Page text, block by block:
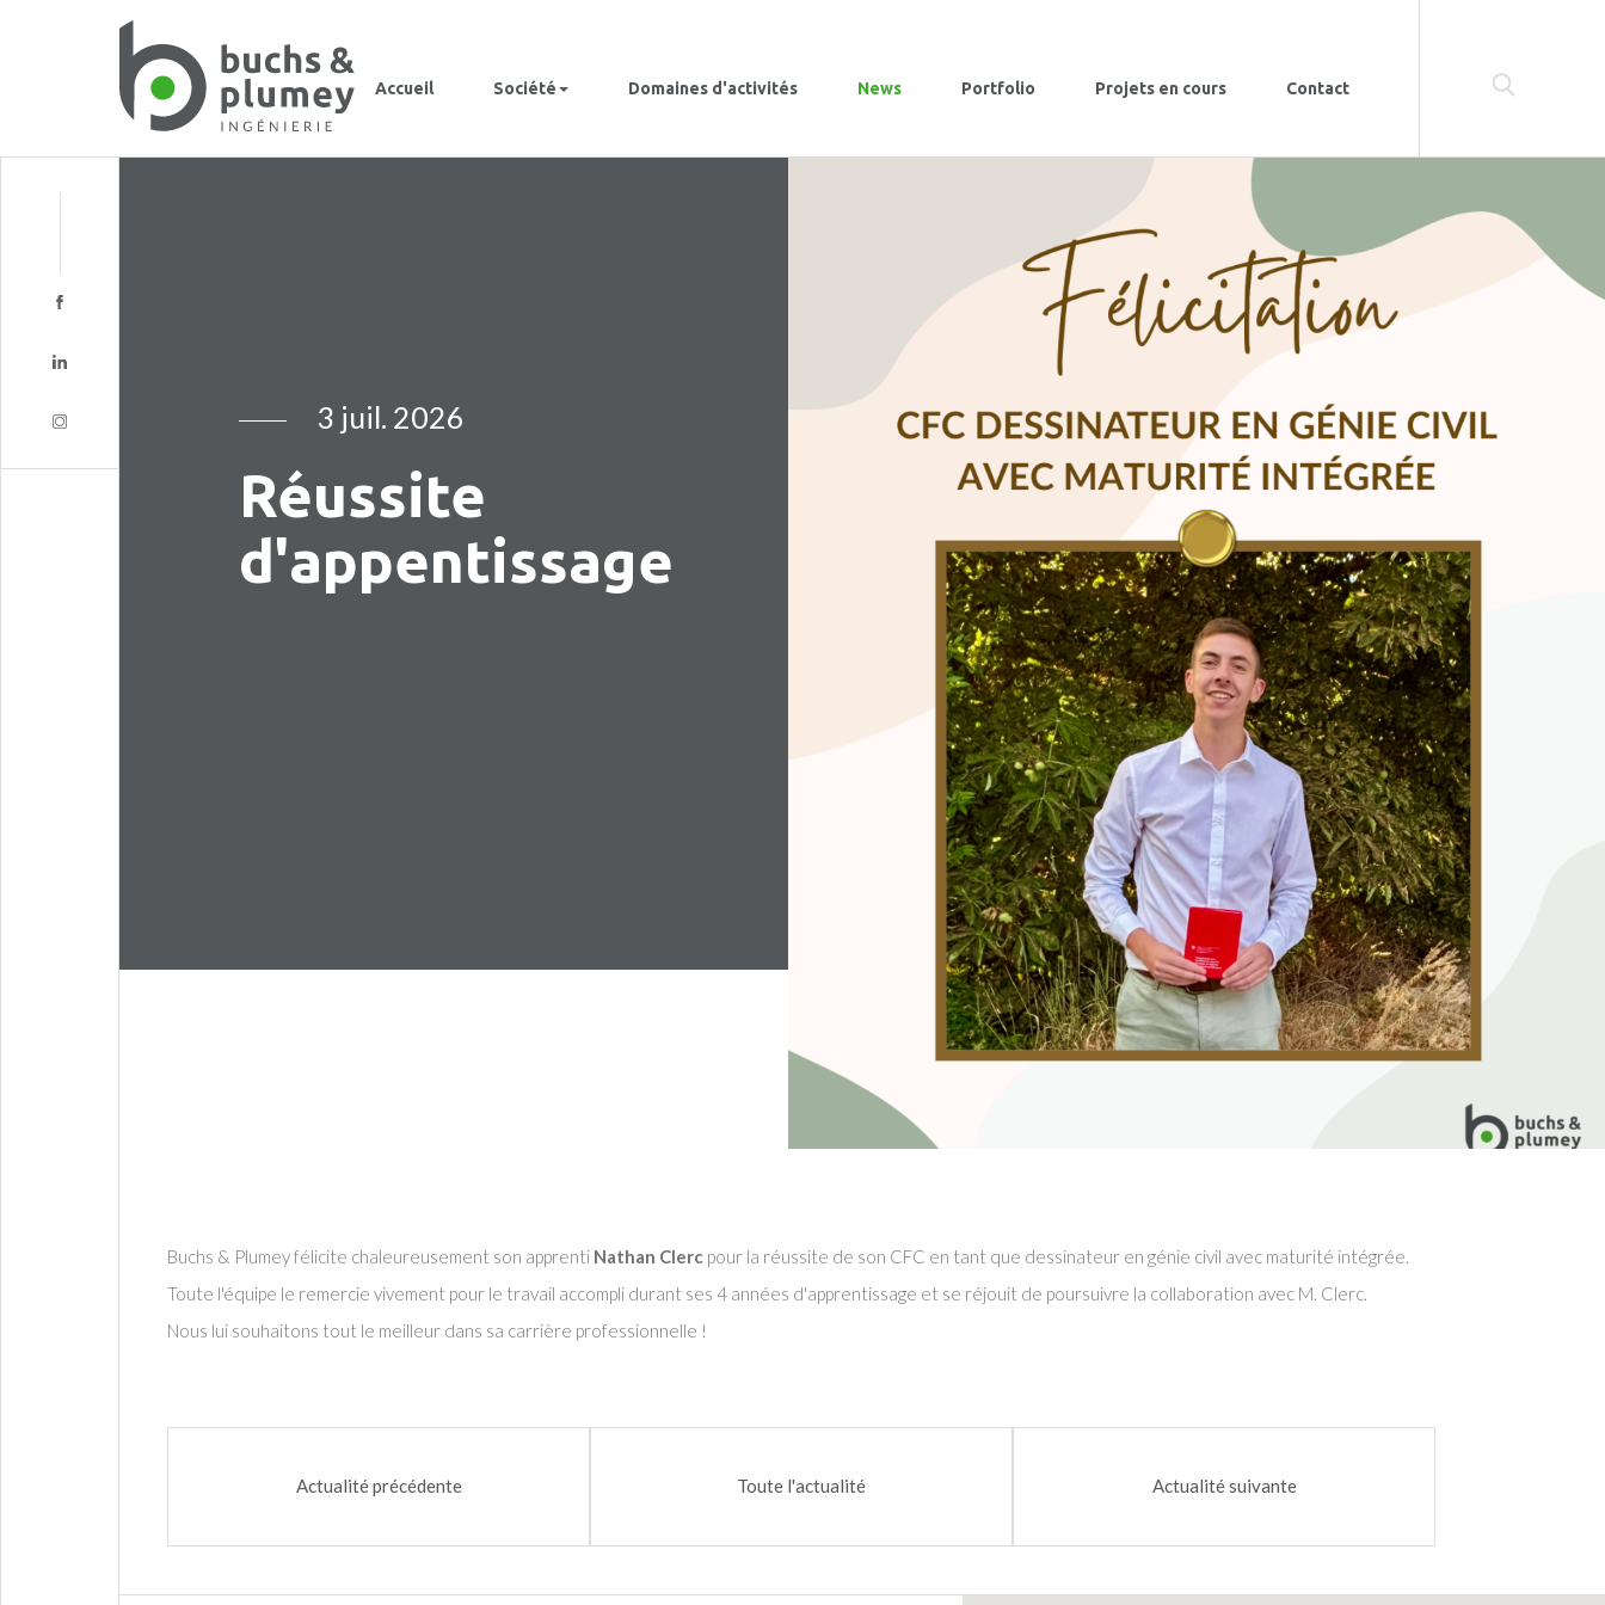
Accueil Société Domaines d'activités News Portfolio Projets en cours Contact
3 juil. 2026
Réussite
d'appentissage
Buchs & Plumey félicite chaleureusement son apprenti Nathan Clerc pour la réussite de son CFC en tant que dessinateur en génie civil avec maturité intégrée.
Toute l'équipe le remercie vivement pour le travail accompli durant ses 4 années d'apprentissage et se réjouit de poursuivre la collaboration avec M. Clerc.
Nous lui souhaitons tout le meilleur dans sa carrière professionnelle !
Actualité précédente Toute l'actualité Actualité suivante